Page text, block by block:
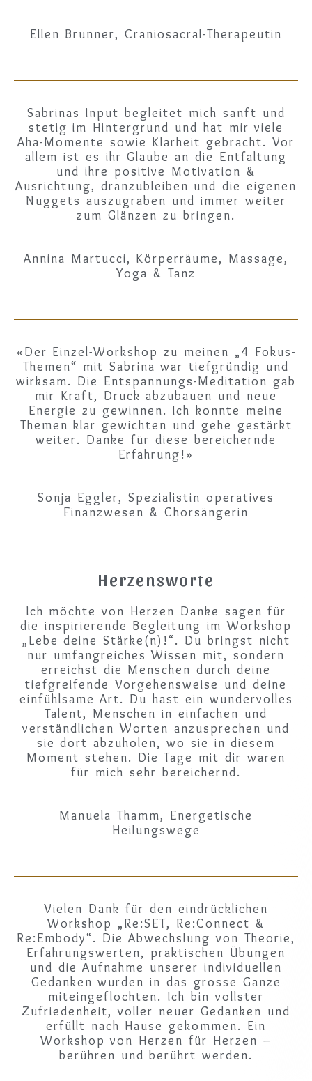
Ellen Brunner, Craniosacral-Therapeutin
Sabrinas Input begleitet mich sanft und
stetig im Hintergrund und hat mir viele
Aha-Momente sowie Klarheit gebracht. Vor
allem ist es ihr Glaube an die Entfaltung
und ihre positive Motivation &
Ausrichtung, dranzubleiben und die eigenen
Nuggets auszugraben und immer weiter
zum Glänzen zu bringen.
Annina Martucci, Körperräume, Massage,
Yoga & Tanz​
«Der Einzel-Workshop zu meinen „4 Fokus-
Themen“ mit Sabrina war tiefgründig und
wirksam. Die Entspannungs-Meditation gab
mir Kraft, Druck abzubauen und neue
Energie zu gewinnen. Ich konnte meine
Themen klar gewichten und gehe gestärkt
weiter. Danke für diese bereichernde
Erfahrung!»
Sonja Eggler, Spezialistin operatives
Finanzwesen & Chorsängerin
Herzensworte
Ich möchte von Herzen Danke sagen für
die inspirierende Begleitung im Workshop
„Lebe deine Stärke(n)!“. Du bringst nicht
nur umfangreiches Wissen mit, sondern
erreichst die Menschen durch deine
tiefgreifende Vorgehensweise und deine
einfühlsame Art. Du hast ein wundervolles
Talent, Menschen in einfachen und
verständlichen Worten anzusprechen und
sie dort abzuholen, wo sie in diesem
Moment stehen. Die Tage mit dir waren
für mich sehr bereichernd.
Manuela Thamm, Energetische
Heilungswege
Vielen Dank für den eindrücklichen
Workshop „Re:SET, Re:Connect &
Re:Embody“. Die Abwechslung von Theorie,
Erfahrungswerten, praktischen Übungen
und die Aufnahme unserer individuellen
Gedanken wurden in das grosse Ganze
miteingeflochten. Ich bin vollster
Zufriedenheit, voller neuer Gedanken und
erfüllt nach Hause gekommen. Ein
Workshop von Herzen für Herzen –
berühren und berührt werden.